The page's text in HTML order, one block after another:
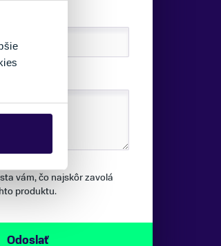
vám, čo najskôr zavolá
produktu.